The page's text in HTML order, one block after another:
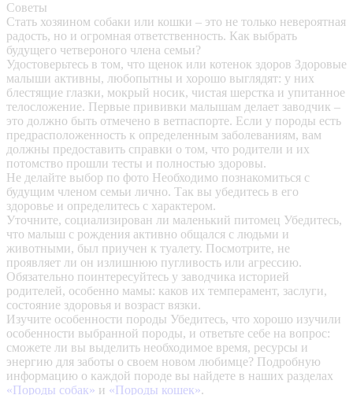
Советы
Стать хозяином собаки или кошки – это не только невероятная
радость, но и огромная ответственность. Как выбрать
будущего четвероного члена семьи?
Удостоверьтесь в том, что щенок или котенок здоров Здоровые
малыши активны, любопытны и хорошо выглядят: у них
блестящие глазки, мокрый носик, чистая шерстка и упитанное
телосложение. Первые прививки малышам делает заводчик –
это должно быть отмечено в ветпаспорте. Если у породы есть
предрасположенность к определенным заболеваниям, вам
должны предоставить справки о том, что родители и их
потомство прошли тесты и полностью здоровы.
Не делайте выбор по фото Необходимо познакомиться с
будущим членом семьи лично. Так вы убедитесь в его
здоровье и определитесь с характером.
Уточните, социализирован ли маленький питомец Убедитесь,
что малыш с рождения активно общался с людьми и
животными, был приучен к туалету. Посмотрите, не
проявляет ли он излишнюю пугливость или агрессию.
Обязательно поинтересуйтесь у заводчика историей
родителей, особенно мамы: каков их темперамент, заслуги,
состояние здоровья и возраст вязки.
Изучите особенности породы Убедитесь, что хорошо изучили
особенности выбранной породы, и ответьте себе на вопрос:
сможете ли вы выделить необходимое время, ресурсы и
энергию для заботы о своем новом любимце? Подробную
информацию о каждой породе вы найдете в наших разделах
«Породы собак» и «Породы кошек».